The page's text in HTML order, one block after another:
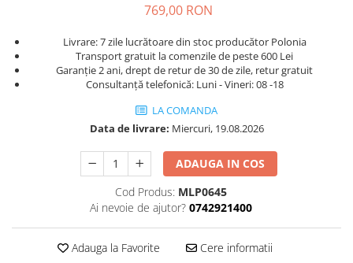
769,00 RON
Livrare: 7 zile lucrătoare din stoc producător Polonia
Transport gratuit la comenzile de peste 600 Lei
Garanție 2 ani, drept de retur de 30 de zile, retur gratuit
Consultanță telefonică: Luni - Vineri: 08 -18
LA COMANDA
Data de livrare: Miercuri, 19.08.2026
ADAUGA IN COS
Cod Produs: MLP0645
Ai nevoie de ajutor? 0742921400
Adauga la Favorite Cere informatii